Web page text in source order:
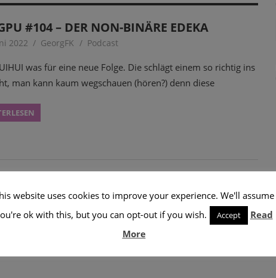
#104 – DER NON-BINÄRE EDEKA
2022 GeorgFK Podcast
was für eine neue Folge. Die schlägt einem so richtig ins
man kann kaum wegschauen (hören?) denn diese
website uses cookies to improve your experience. We'll assume
ok with this, but you can opt-out if you wish.
Accept
Read
More